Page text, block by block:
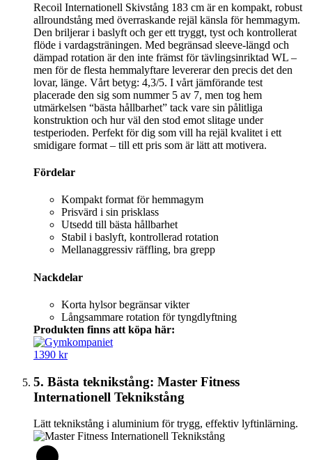
Recoil Internationell Skivstång 183 cm är en kompakt, robust
allroundstång med överraskande rejäl känsla för hemmagym.
Den briljerar i baslyft och ger ett tryggt, tyst och kontrollerat
flöde i vardagsträningen. Med begränsad sleeve-längd och
dämpad rotation är den inte främst för tävlingsinriktad WL –
men för de flesta hemmalyftare levererar den precis det den
lovar, länge. Vårt betyg: 4,3/5. I vårt jämförande test
placerade den sig som nummer 5 av 7, men tog hem
utmärkelsen “bästa hållbarhet” tack vare sin pålitliga
konstruktion och hur väl den stod emot slitage under
testperioden. Perfekt för dig som vill ha rejäl kvalitet i ett
smidigare format – till ett pris som är lätt att motivera.
Fördelar
Kompakt format för hemmagym
Prisvärd i sin prisklass
Utsedd till bästa hållbarhet
Stabil i baslyft, kontrollerad rotation
Mellanaggressiv räffling, bra grepp
Nackdelar
Korta hylsor begränsar vikter
Långsammare rotation för tyngdlyftning
Produkten finns att köpa här:
1390 kr
5. Bästa teknikstång: Master Fitness
Internationell Teknikstång
Lätt teknikstång i aluminium för trygg, effektiv lyftinlärning.